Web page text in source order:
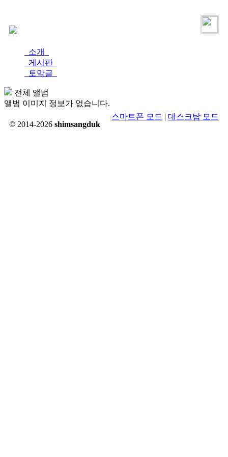
소개
게시판
토막글
전체 앨범
앨범 이미지 정보가 없습니다.
© 2014-2026 shimsangduk
스마트폰 모드 | 데스크탑 모드